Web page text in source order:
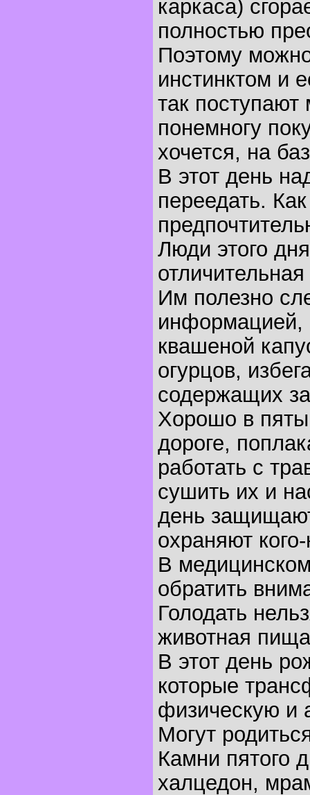
каркаса)
полностью
Поэтому
инстинктом и
так поступают
понемногу
хочется, на
В этот день
переедать.
Люди этого
Им полезно
информацией,
квашеной
огурцов,
содержащих
Хорошо в
дороге,
работать с
сушить их и
день
охраняют
В
обратить
Голодать
животная
В этот день
которые
физическую и
Могут
Камни пятого
халцедон,